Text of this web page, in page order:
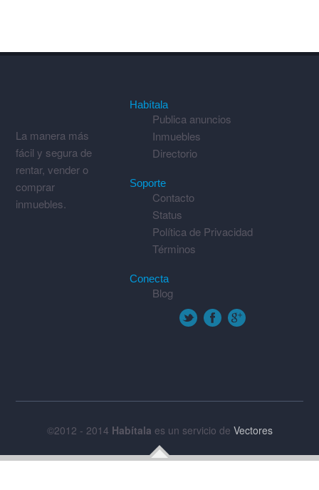
La manera más
fácil y segura de
rentar, vender o
comprar
inmuebles.
Habítala
Publica anuncios
Inmuebles
Directorio
Soporte
Contacto
Status
Política de Privacidad
Términos
Conecta
Blog
©2012 - 2014 Habítala es un servicio de Vectores